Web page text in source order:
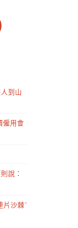
到山
僱用會
說：
片沙棘”